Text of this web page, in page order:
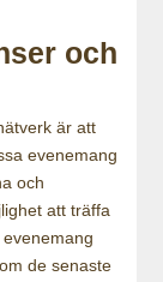
och
är att
evenemang
och
att träffa
de senaste